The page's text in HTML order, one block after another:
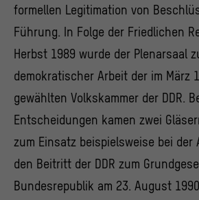
formellen Legitimation von
Führung. In Folge der Friedlichen
Herbst 1989 wurde der Plenarsaal
demokratischer Arbeit der im März
gewählten Volkskammer der DDR.
Entscheidungen kamen zwei
zum Einsatz beispielsweise bei der
den Beitritt der DDR zum
Bundesrepublik am 23. August